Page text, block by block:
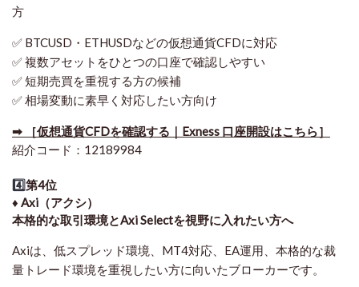
方
✅ BTCUSD・ETHUSDなどの仮想通貨CFDに対応
✅ 複数アセットをひとつの口座で確認しやすい
✅ 短期売買を重視する方の候補
✅ 相場変動に素早く対応したい方向け
➡ ［仮想通貨CFDを確認する｜Exness 口座開設はこちら］
紹介コード：12189984
4️⃣第4位
♦️ Axi（アクシ）
本格的な取引環境とAxi Selectを視野に入れたい方へ
Axiは、低スプレッド環境、MT4対応、EA運用、本格的な裁
量トレード環境を重視したい方に向いたブローカーです。